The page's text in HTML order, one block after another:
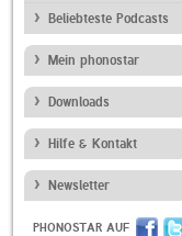
Beliebteste Podcasts
Mein phonostar
Downloads
Hilfe & Kontakt
Newsletter
PHONOSTAR AUF
sh Sunshine FM